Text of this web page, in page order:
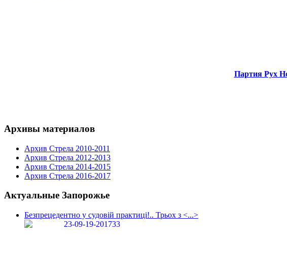
Партия Рух
Архивы материалов
Архив Стрела 2010-2011
Архив Стрела 2012-2013
Архив Стрела 2014-2015
Архив Стрела 2016-2017
Актуальные Запорожье
Безпрецедентно у судовій практиці!.. Трьох з <...>